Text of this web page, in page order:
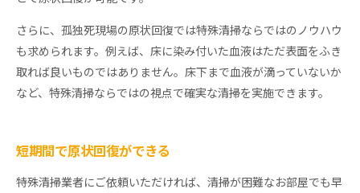
さらに、孤独死現場の原状回復では特殊清掃ならではのノウハウ
も求められます。例えば、床に染み付いた血液はただ表面をふき
取れば良いものではありません。床下まで血液が滴っていないか
など、特殊清掃ならではの視点で確実な清掃を実施できます。
短期間で原状回復ができる
特殊清掃業者にご依頼いただければ、清掃が困難なお部屋でも早